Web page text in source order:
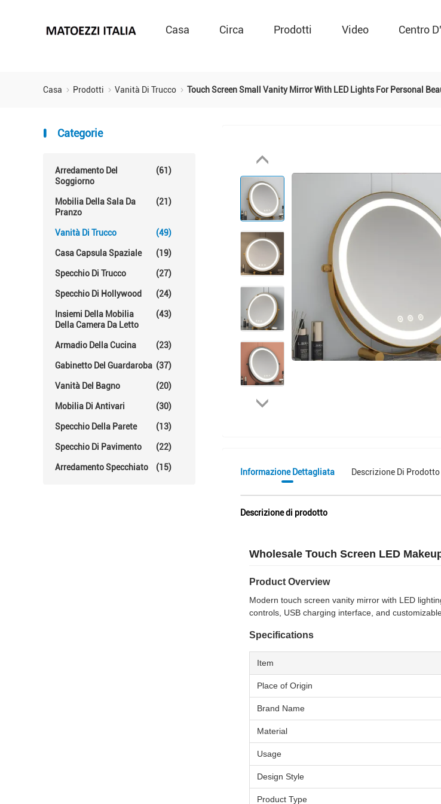
Casa Circa Prodotti Video Centro
Casa Prodotti Vanità Di Trucco Touch Screen Small Vanity Mirror With LED Lights For Personal
Categorie
Arredamento Del
Soggiorno
(61)
Mobilia Della Sala Da
Pranzo
(21)
Vanità Di Trucco (49)
Casa Capsula Spaziale (19)
Specchio Di Trucco (27)
Specchio Di Hollywood (24)
Insiemi Della Mobilia
Della Camera Da Letto
(43)
Armadio Della Cucina (23)
Gabinetto Del Guardaroba (37)
Vanità Del Bagno (20)
Mobilia Di Antivari (30)
Specchio Della Parete (13)
Specchio Di Pavimento (22)
Arredamento Specchiato (15) Informazione Dettagliata Descrizione Di Prodotto
Descrizione di prodotto
Wholesale Touch Screen LED
Product Overview
Modern touch screen vanity mirror with LED
controls, USB charging interface, and
Specifications
Item
Place of Origin
Brand Name
Material
Usage
Design Style
Product Type